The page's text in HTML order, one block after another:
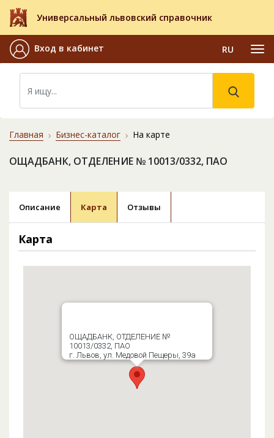
Универсальный львовский справочник
Вход в кабинет RU
Главная Бизнес-каталог На карте
ОЩАДБАНК, ОТДЕЛЕНИЕ № 10013/0332, ПАО
Описание Карта Отзывы
Карта
ОЩАДБАНК, ОТДЕЛЕНИЕ №
10013/0332, ПАО
г. Львов, ул. Медовой Пещеры, 39а